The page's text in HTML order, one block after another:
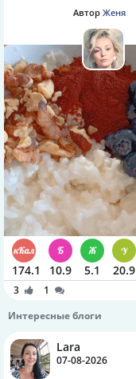
Автор Женя
174.1 10.9 5.1 20.9
3
1
Интересные блоги
Lara
07-08-2026